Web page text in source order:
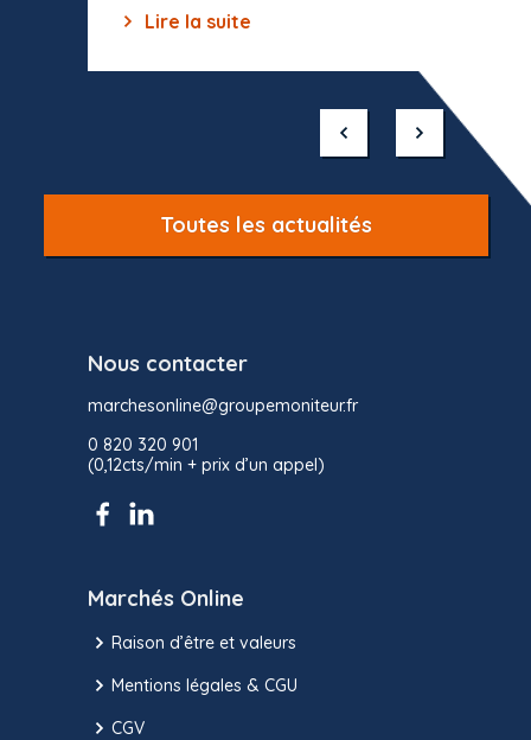
Lire la suite
Toutes les actualités
Nous contacter
marchesonline@groupemoniteur.fr
0 820 320 901
(0,12cts/min + prix d’un appel)
Marchés Online
Raison d’être et valeurs
Mentions légales & CGU
CGV